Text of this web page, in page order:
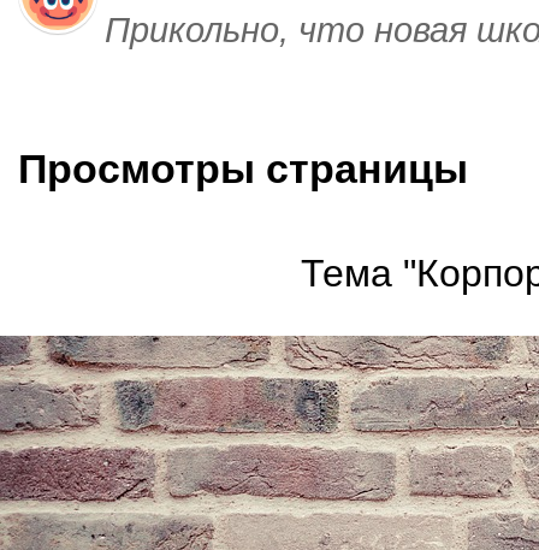
Прикольно, что новая
Просмотры страницы
Тема